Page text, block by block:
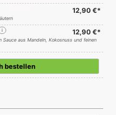
12,90 €*
i 12,90 €*
aus Mandeln, Kokosnuss und feinen
bestellen